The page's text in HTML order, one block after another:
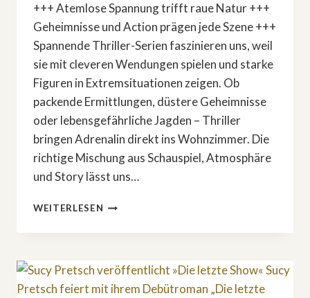
+++ Atemlose Spannung trifft raue Natur +++
Geheimnisse und Action prägen jede Szene +++
Spannende Thriller-Serien faszinieren uns, weil
sie mit cleveren Wendungen spielen und starke
Figuren in Extremsituationen zeigen. Ob
packende Ermittlungen, düstere Geheimnisse
oder lebensgefährliche Jagden – Thriller
bringen Adrenalin direkt ins Wohnzimmer. Die
richtige Mischung aus Schauspiel, Atmosphäre
und Story lässt uns…
WEITERLESEN »REMNICK«:
THRILLER-
APPLE
TV+